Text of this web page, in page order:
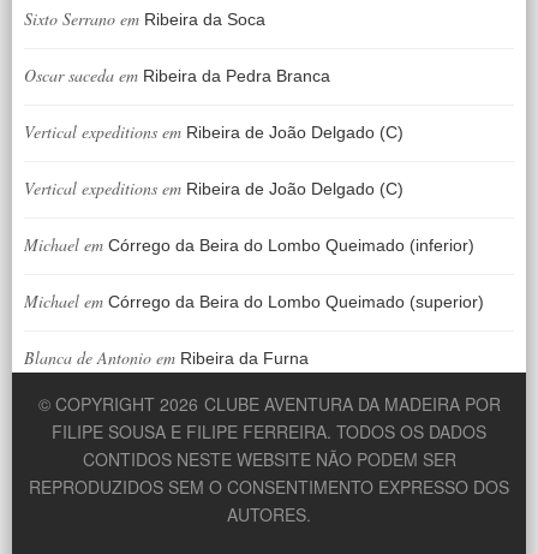
Sixto Serrano em Ribeira da Soca
Oscar saceda em Ribeira da Pedra Branca
Vertical expeditions em Ribeira de João Delgado (C)
Vertical expeditions em Ribeira de João Delgado (C)
Michael em Córrego da Beira do Lombo Queimado (inferior)
Michael em Córrego da Beira do Lombo Queimado (superior)
Blanca de Antonio em Ribeira da Furna
© COPYRIGHT 2026 CLUBE AVENTURA DA MADEIRA POR
FILIPE SOUSA E FILIPE FERREIRA. TODOS OS DADOS
CONTIDOS NESTE WEBSITE NÃO PODEM SER
REPRODUZIDOS SEM O CONSENTIMENTO EXPRESSO DOS
AUTORES.